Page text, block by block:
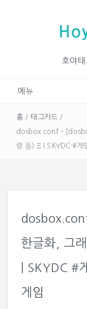
호야
메뉴
홈 / 태그카드 /
dosbox.conf –
량 등) Ξ | SKYDC #게
한글화, 그
| SKYDC #
게임